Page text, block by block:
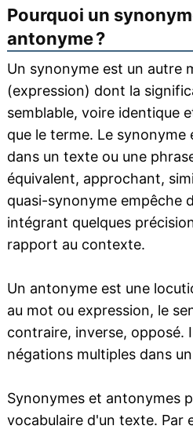
Pourquoi un
antonyme ?
Un synonyme est un autre
(expression) dont la
semblable, voire identique
que le terme. Le
dans un texte ou une
équivalent, approchant,
quasi-synonyme empêche
intégrant quelques
rapport au contexte.
Un antonyme est une
au mot ou expression, le
contraire, inverse, opposé.
négations multiples dans
Synonymes et antonymes
vocabulaire d'un texte. Par